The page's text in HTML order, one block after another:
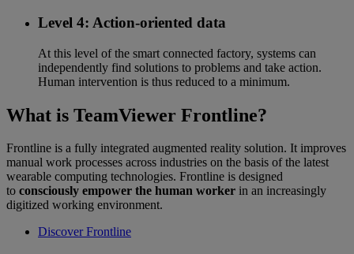
Level 4: Action-oriented data
At this level of the smart connected factory, systems can
independently find solutions to problems and take action.
Human intervention is thus reduced to a minimum.
What is TeamViewer Frontline?
Frontline is a fully integrated augmented reality solution. It improves
manual work processes across industries on the basis of the latest
wearable computing technologies. Frontline is designed
to consciously empower the human worker in an increasingly
digitized working environment.
Discover Frontline